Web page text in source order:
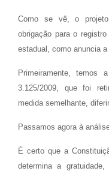
Como se vê, o
obrigação para o
estadual, como anuncia a
Primeiramente,
3.125/2009, que foi
medida semelhante,
Passamos agora à
É certo que a
determina a